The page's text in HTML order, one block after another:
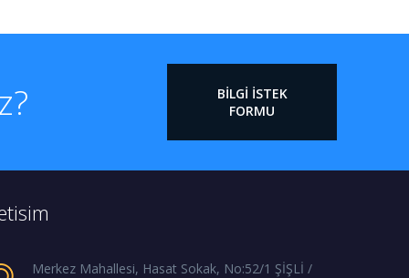
BILGI İSTEK
FORMU
Merkez Mahallesi, Hasat Sokak, No:52/1 ŞİŞLİ /